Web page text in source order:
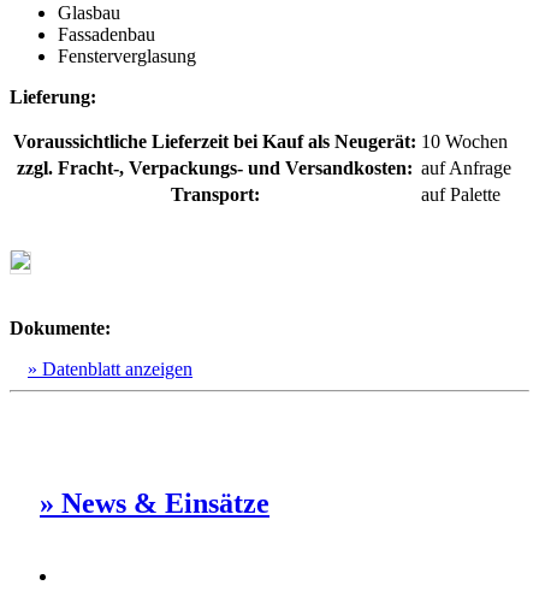
Glasbau
Fassadenbau
Fensterverglasung
Lieferung:
Voraussichtliche Lieferzeit bei Kauf als Neugerät: 10 Wochen
zzgl. Fracht-, Verpackungs- und Versandkosten: auf Anfrage
Transport:
auf Palette
Dokumente:
» Datenblatt anzeigen
» News & Einsätze